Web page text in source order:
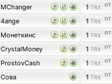
MChanger
1 TRX от
4ange
1 TRX от
Монеткинс
1 TRX от
CrystalMoney
1 TRX от
ProstovCash
1 TRX
Сова
1 TRX от